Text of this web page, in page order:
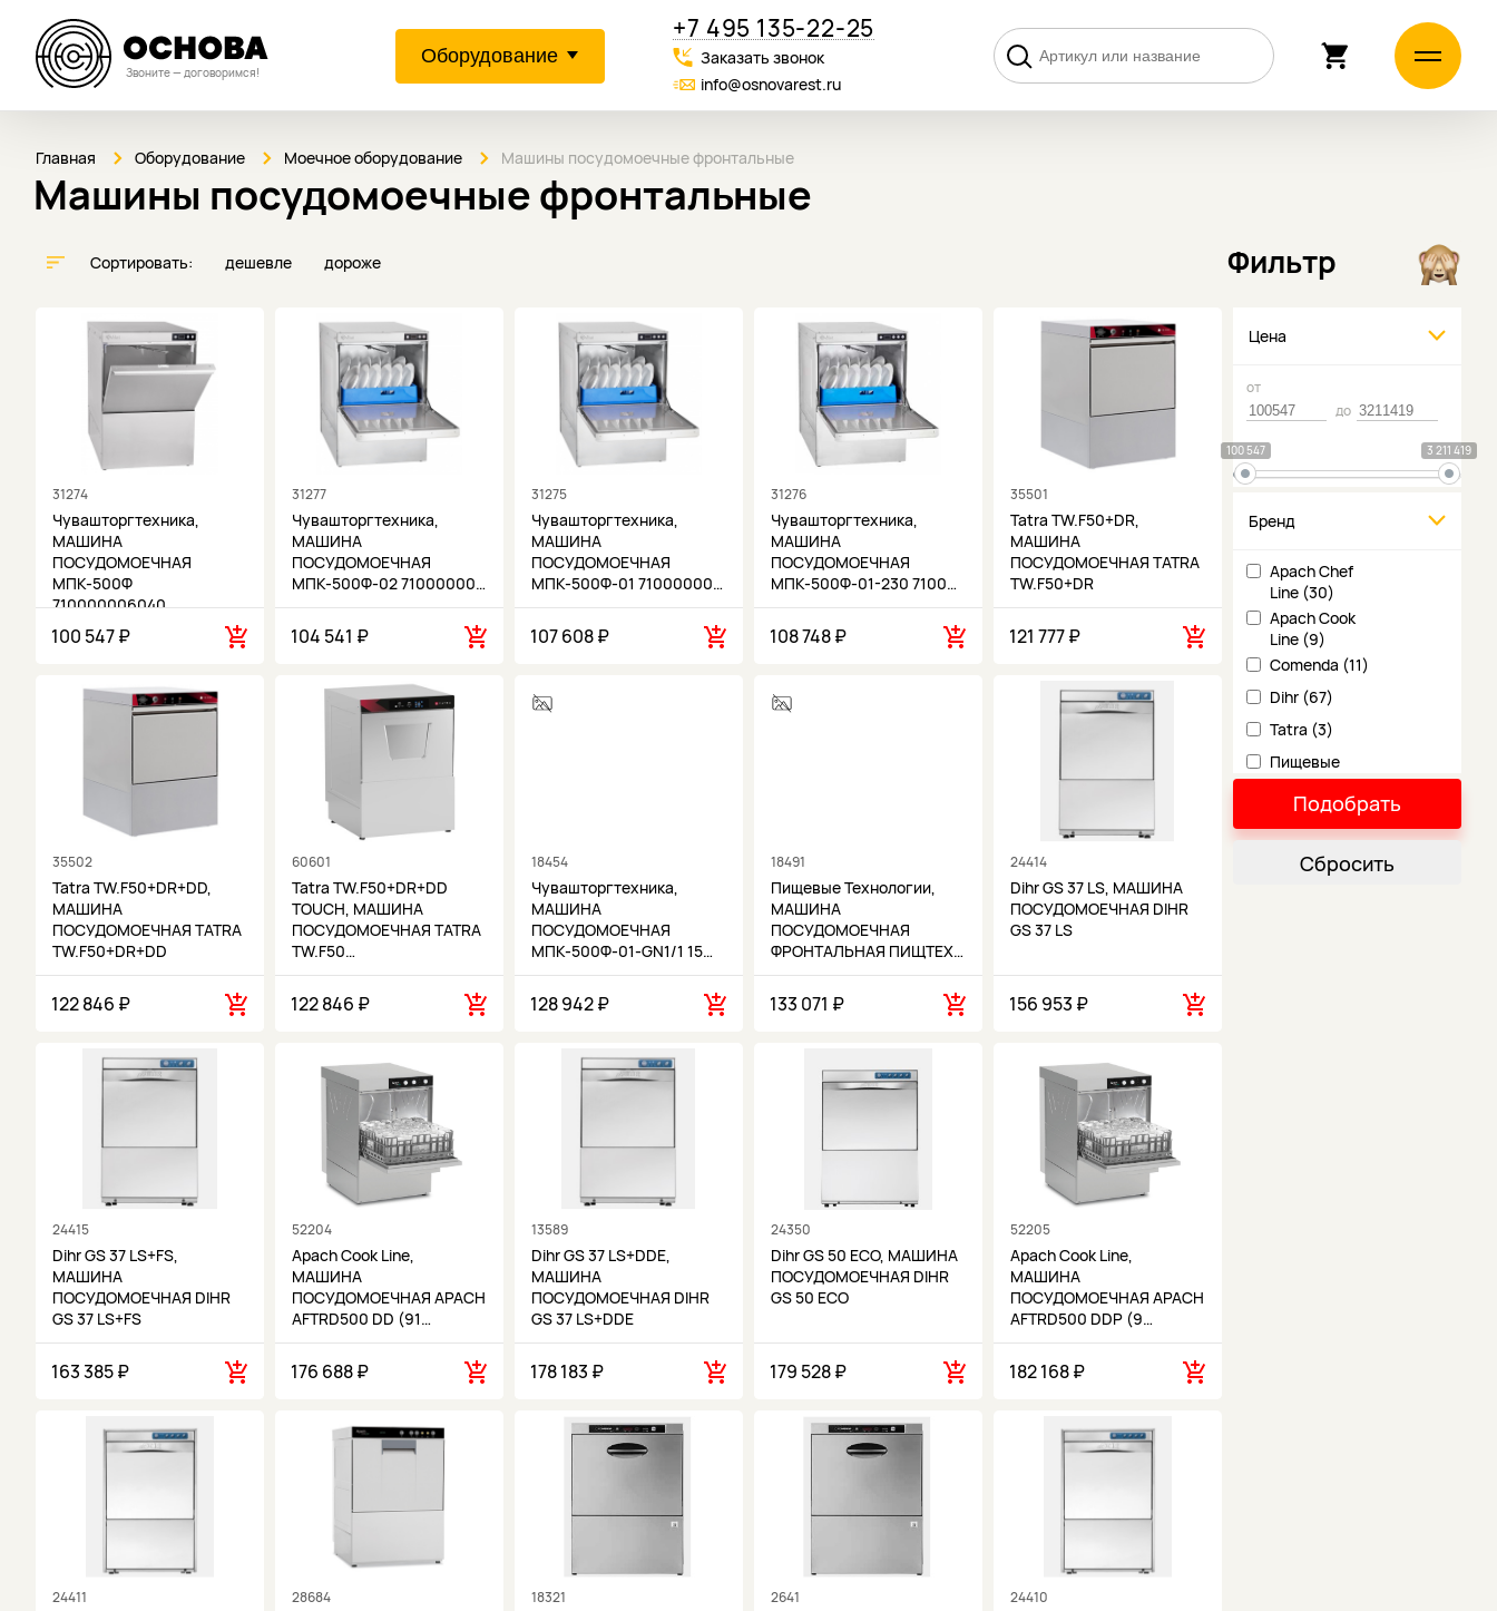
Звоните — договоримся!
Оборудование
+7 495 135-22-25
Заказать звонок
info@osnovarest.ru
Главная Оборудование Моечное оборудование Машины посудомоечные фронтальные
Машины посудомоечные фронтальные
Сортировать: дешевле дороже Фильтр
31274
Чувашторгтехника,
МАШИНА
ПОСУДОМОЕЧНАЯ
МПК-500Ф
710000006040
100 547 ₽
31277
Чувашторгтехника,
МАШИНА
ПОСУДОМОЕЧНАЯ
МПК-500Ф-02 71000000…
104 541 ₽
31275
Чувашторгтехника,
МАШИНА
ПОСУДОМОЕЧНАЯ
МПК-500Ф-01 71000000…
107 608 ₽
31276
Чувашторгтехника,
МАШИНА
ПОСУДОМОЕЧНАЯ
МПК-500Ф-01-230 7100…
108 748 ₽
35501
Tatra TW.F50+DR,
МАШИНА
ПОСУДОМОЕЧНАЯ TATRA
TW.F50+DR
121 777 ₽
35502
Tatra TW.F50+DR+DD,
МАШИНА
ПОСУДОМОЕЧНАЯ TATRA
TW.F50+DR+DD
122 846 ₽
60601
Tatra TW.F50+DR+DD
TOUCH, МАШИНА
ПОСУДОМОЕЧНАЯ TATRA
TW.F50…
122 846 ₽
18454
Чувашторгтехника,
МАШИНА
ПОСУДОМОЕЧНАЯ
МПК-500Ф-01-GN1/1 15…
128 942 ₽
18491
Пищевые Технологии,
МАШИНА
ПОСУДОМОЕЧНАЯ
ФРОНТАЛЬНАЯ ПИЩТЕХ…
133 071 ₽
24414
Dihr GS 37 LS, МАШИНА
ПОСУДОМОЕЧНАЯ DIHR
GS 37 LS
156 953 ₽
24415
Dihr GS 37 LS+FS,
МАШИНА
ПОСУДОМОЕЧНАЯ DIHR
GS 37 LS+FS
163 385 ₽
52204
Apach Cook Line,
МАШИНА
ПОСУДОМОЕЧНАЯ APACH
AFTRD500 DD (91…
176 688 ₽
13589
Dihr GS 37 LS+DDE,
МАШИНА
ПОСУДОМОЕЧНАЯ DIHR
GS 37 LS+DDE
178 183 ₽
24350
Dihr GS 50 ECO, МАШИНА
ПОСУДОМОЕЧНАЯ DIHR
GS 50 ECO
179 528 ₽
52205
Apach Cook Line,
МАШИНА
ПОСУДОМОЕЧНАЯ APACH
AFTRD500 DDP (9…
182 168 ₽
24411 28684 18321 2641 24410
Цена
от
до
100 547 3 211 419
Бренд
Apach Chef
Line (30)
Apach Cook
Line (9)
Comenda (11)
Dihr (67)
Tatra (3)
Пищевые
Технологии (1)
Чувашторгтехника (5)
Подобрать
Сбросить